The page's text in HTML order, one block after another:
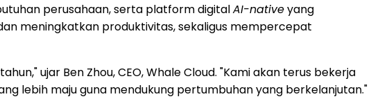
perusahaan, serta platform digitalAI-nativeyang
meningkatkan produktivitas, sekaligus mempercepat
ujar Ben Zhou, CEO, Whale Cloud. "Kami akan terus bekerja
lebih maju guna mendukung pertumbuhan yang berkelanjutan."